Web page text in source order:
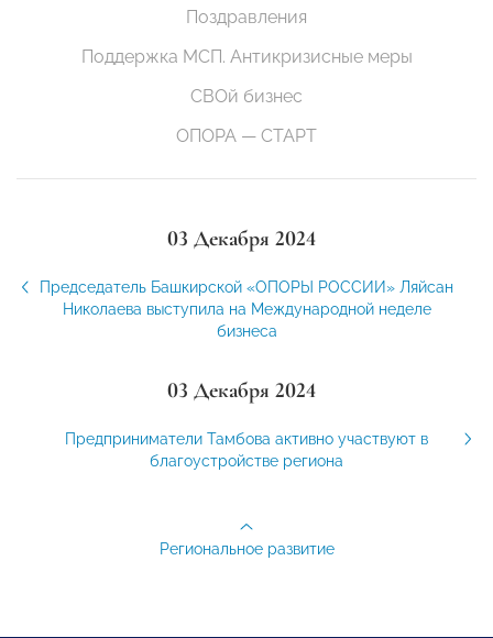
Поздравления
Поддержка МСП. Антикризисные меры
СВОй бизнес
ОПОРА — СТАРТ
03 Декабря 2024
Председатель Башкирской «ОПОРЫ РОССИИ» Ляйсан
Николаева выступила на Международной неделе
бизнеса
03 Декабря 2024
Предприниматели Тамбова активно участвуют в
благоустройстве региона
Региональное развитие